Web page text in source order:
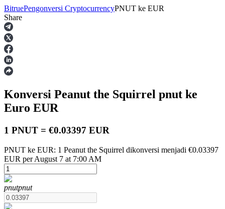
Berjangka
USDT Berjangka
BitruePengonversi CryptocurrencyPNUT ke EUR
Share
Konversi Peanut the Squirrel pnut ke
Euro EUR
1 PNUT = €0.03397 EUR
PNUT ke EUR: 1 Peanut the Squirrel dikonversi menjadi €0.03397
EUR per August 7 at 7:00 AM
pnutpnut